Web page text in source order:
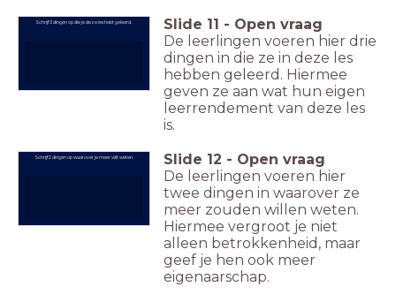
Schrijf 3 dingen op die je deze les hebt geleerd. Slide 11 - Open vraag
De leerlingen voeren hier drie
dingen in die ze in deze les
hebben geleerd. Hiermee
geven ze aan wat hun eigen
leerrendement van deze les
is.
Schrijf 2 dingen op waarover je meer wilt weten. Slide 12 - Open vraag
De leerlingen voeren hier
twee dingen in waarover ze
meer zouden willen weten.
Hiermee vergroot je niet
alleen betrokkenheid, maar
geef je hen ook meer
eigenaarschap.